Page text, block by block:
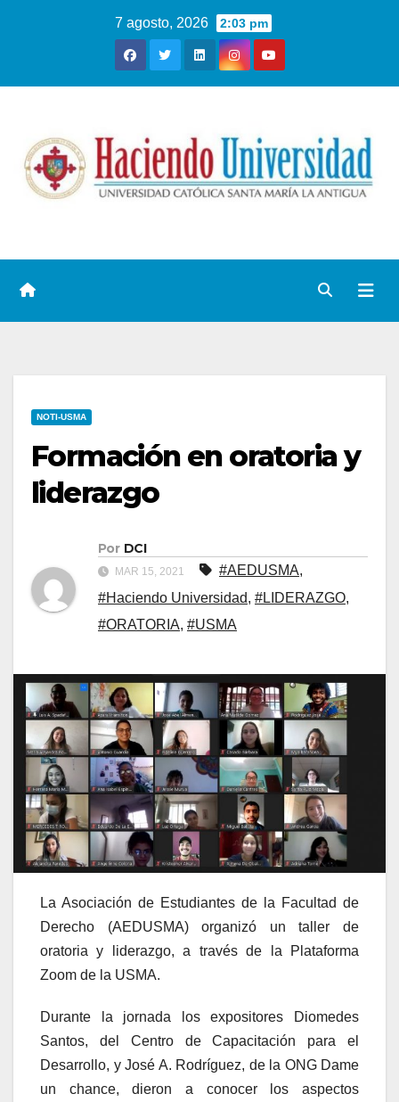
7 agosto, 2026 2:03 pm
NOTI-USMA
Formación en oratoria y
liderazgo
Por DCI
MAR 15, 2021 #AEDUSMA,
#Haciendo Universidad, #LIDERAZGO,
#ORATORIA, #USMA
La Asociación de Estudiantes de la Facultad de
Derecho (AEDUSMA) organizó un taller de
oratoria y liderazgo, a través de la Plataforma
Zoom de la USMA.
Durante la jornada los expositores Diomedes
Santos, del Centro de Capacitación para el
Desarrollo, y José A. Rodríguez, de la ONG Dame
un chance, dieron a conocer los aspectos